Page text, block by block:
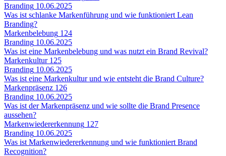
Branding 10.06.2025
Was ist schlanke Markenführung und wie funktioniert Lean
Branding?
Markenbelebung 124
Branding 10.06.2025
Was ist eine Markenbelebung und was nutzt ein Brand Revival?
Markenkultur 125
Branding 10.06.2025
Was ist eine Markenkultur und wie entsteht die Brand Culture?
Markenpräsenz 126
Branding 10.06.2025
Was ist der Markenpräsenz und wie sollte die Brand Presence
aussehen?
Markenwiedererkennung 127
Branding 10.06.2025
Was ist Markenwiedererkennung und wie funktioniert Brand
Recognition?